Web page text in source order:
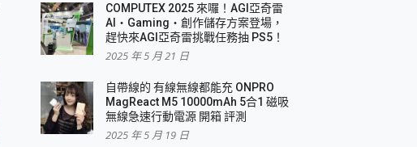
COMPUTEX 2025 來囉！AGI亞奇雷
AI・Gaming・創作儲存方案登場，
趕快來AGI亞奇雷挑戰任務抽 PS5！
2025 年 5 月 21 日
自帶線的 有線無線都能充 ONPRO
MagReact M5 10000mAh 5合1 磁吸
無線急速行動電源 開箱 評測
2025 年 5 月 19 日